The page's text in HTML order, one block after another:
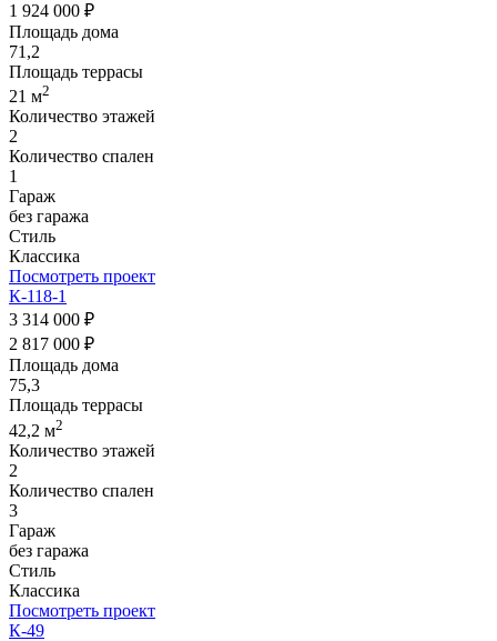
1 924 000 ₽
Площадь дома
71,2
Площадь террасы
21 м2
Количество этажей
2
Количество спален
1
Гараж
без гаража
Стиль
Классика
Посмотреть проект
К-118-1
3 314 000 ₽
2 817 000 ₽
Площадь дома
75,3
Площадь террасы
42,2 м2
Количество этажей
2
Количество спален
3
Гараж
без гаража
Стиль
Классика
Посмотреть проект
К-49